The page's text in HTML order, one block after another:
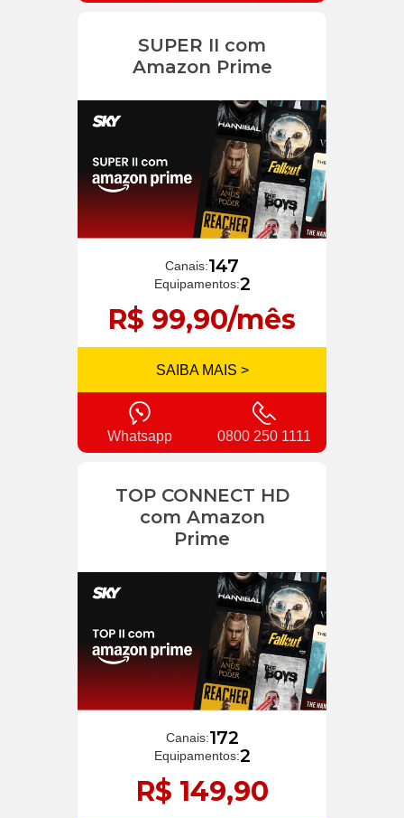
SUPER II com
Amazon Prime
Canais:147
Equipamentos:2
R$ 99,90/mês
SAIBA MAIS >
Whatsapp 0800 250 1111
TOP CONNECT HD
com Amazon
Prime
Canais:172
Equipamentos:2
R$ 149,90